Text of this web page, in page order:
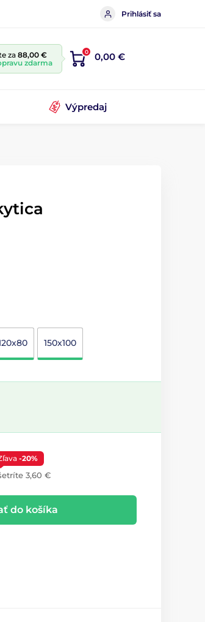
Prihlásiť sa
za 88,00 €
zdarma
0 0,00 €
Výpredaj
150x100
-20%
3,60 €
do košíka